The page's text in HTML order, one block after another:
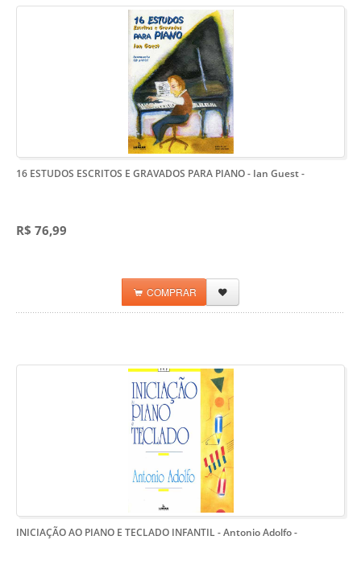
16 ESTUDOS ESCRITOS E GRAVADOS PARA PIANO - Ian Guest-
R$ 76,99
COMPRAR
INICIAÇÃO AO PIANO E TECLADO INFANTIL - Antonio Adolfo-